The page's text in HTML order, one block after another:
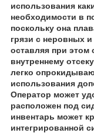
использования
необходимости в
поскольку она
грязи с неровных
оставляя при этом
внутреннему
легко
использования
Оператор может
расположен под
инвентарь может
интегрированной